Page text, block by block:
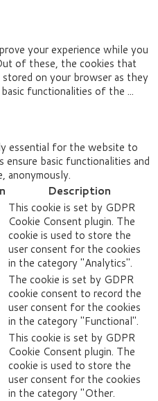
your experience while you
of these, the cookies that
stored on your browser as they
functionalities of the ...
essential for the website to
basic functionalities and
anonymously.
Description
This cookie is set by GDPR
Cookie Consent plugin. The
cookie is used to store the
user consent for the cookies
in the category "Analytics".
The cookie is set by GDPR
cookie consent to record the
user consent for the cookies
in the category "Functional".
This cookie is set by GDPR
Cookie Consent plugin. The
cookie is used to store the
user consent for the cookies
in the category "Other.